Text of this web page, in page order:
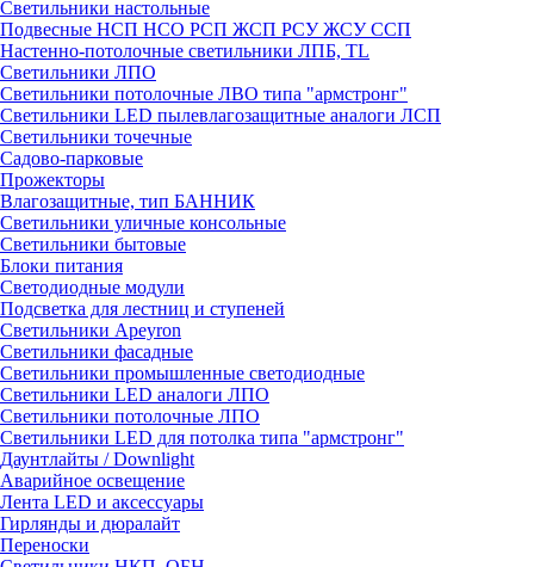
Светильники настольные
Подвесные НСП НСО РСП ЖСП РСУ ЖСУ ССП
Настенно-потолочные светильники ЛПБ, TL
Светильники ЛПО
Светильники потолочные ЛВО типа "армстронг"
Светильники LED пылевлагозащитные аналоги ЛСП
Светильники точечные
Садово-парковые
Прожекторы
Влагозащитные, тип БАННИК
Светильники уличные консольные
Светильники бытовые
Блоки питания
Светодиодные модули
Подсветка для лестниц и ступеней
Светильники Apeyron
Светильники фасадные
Светильники промышленные светодиодные
Светильники LED аналоги ЛПО
Светильники потолочные ЛПО
Светильники LED для потолка типа "армстронг"
Даунтлайты / Downlight
Аварийное освещение
Лента LED и аксессуары
Гирлянды и дюралайт
Переноски